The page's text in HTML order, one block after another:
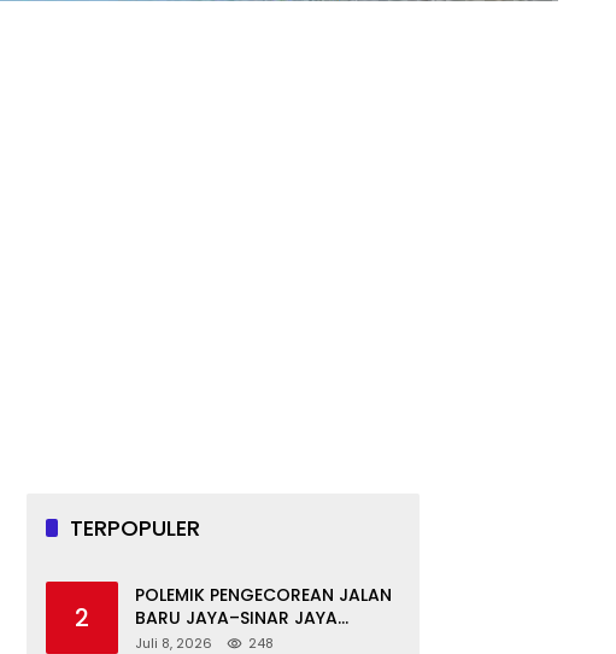
TERPOPULER
2
POLEMIK PENGECOREAN JALAN
BARU JAYA–SINAR JAYA
BERAKHIR DAMAI, WARGA
Juli 8, 2026 248